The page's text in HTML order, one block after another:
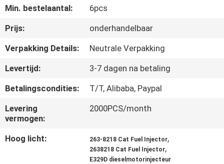
ONS
FABRIEKSTOCHT
KWALITEITSCONTROLE
VRAAG
Min. bestelaantal:
6pcs
Prijs:
onderhandelbaar
Verpakking Details:
Neutrale Verpakking
Levertijd:
3-7 dagen na betaling
Betalingscondities:
T/T, Alibaba, Paypal
Levering
vermogen:
2000PCS/month
Hoog licht: 263-8218 Cat Fuel Injector,
2638218 Cat Fuel Injector,
E329D dieselmotorinjecteur